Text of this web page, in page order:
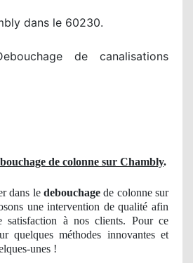
dans le 60230.
de canalisations
de colonne sur Chambly.
dans le debouchage de colonne sur
une intervention de qualité afin
satisfaction à nos clients. Pour ce
quelques méthodes innovantes et
unes !